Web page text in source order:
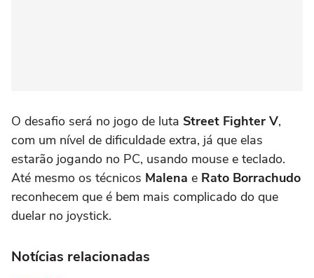
O desafio será no jogo de luta Street Fighter V,
com um nível de dificuldade extra, já que elas
estarão jogando no PC, usando mouse e teclado.
Até mesmo os técnicos Malena e Rato Borrachudo
reconhecem que é bem mais complicado do que
duelar no joystick.
Notícias relacionadas